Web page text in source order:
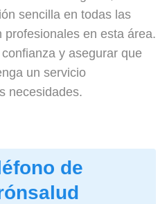
sencilla en todas las
en esta área.
y asegurar que
un servicio
necesidades.
de